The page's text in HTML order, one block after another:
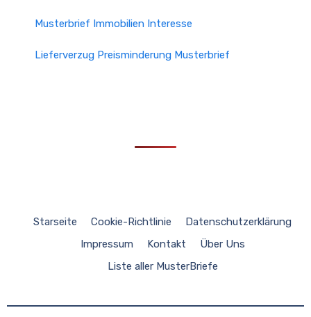
Musterbrief Immobilien Interesse
Lieferverzug Preisminderung Musterbrief
Starseite Cookie-Richtlinie
Datenschutzerklärung
Impressum
Kontakt
Über Uns
Liste aller MusterBriefe